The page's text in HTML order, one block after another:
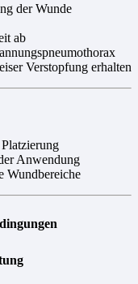
der Wunde
ab
Verstopfung erhalten
Anwendung
Wundbereiche